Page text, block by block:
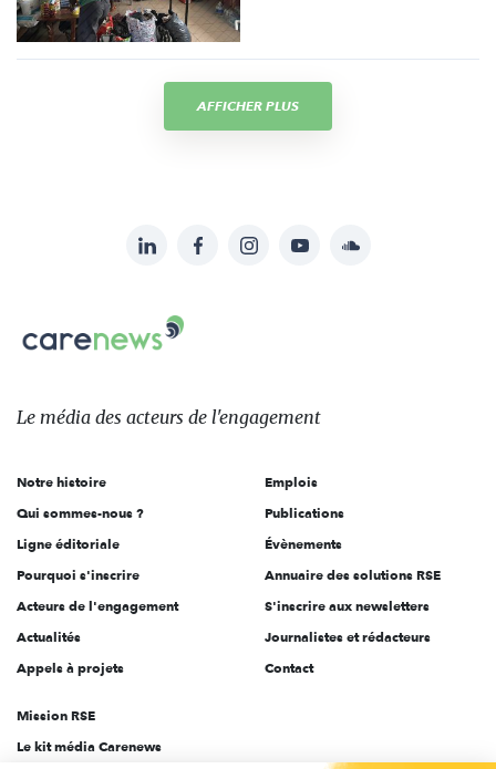
AFFICHER PLUS
sur:
LinkedInFacebookInstagramYouTubeSoundcloud
Le
des
l'engagement
Le média des acteurs de l'engagement
Notre histoire
Qui sommes-nous ?
Ligne éditoriale
Pourquoi s'inscrire
Acteurs de l'engagement
Actualités
Appels à projets
Emplois
Publications
Évènements
Annuaire des solutions RSE
S'inscrire aux newsletters
Journalistes et rédacteurs
Contact
Mission RSE
Le kit média Carenews